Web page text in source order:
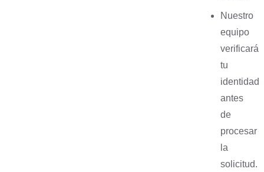
Nuestro
equipo
verificará
tu
identidad
antes
de
procesar
la
solicitud.